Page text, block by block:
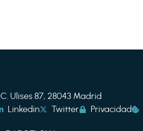
C. Ulises 87, 28043 Madrid
Linkedin Twitter Privacidad